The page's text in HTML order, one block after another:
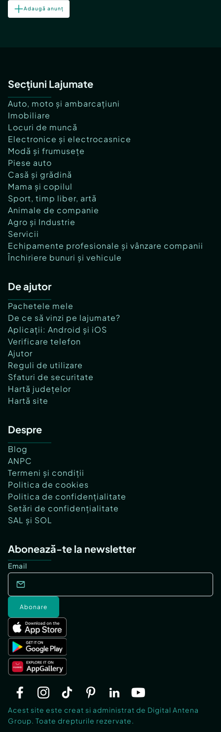
Adaugă anunț
Secțiuni Lajumate
Auto, moto și ambarcațiuni
Imobiliare
Locuri de muncă
Electronice și electrocasnice
Modă și frumusețe
Piese auto
Casă și grădină
Mama și copilul
Sport, timp liber, artă
Animale de companie
Agro și Industrie
Servicii
Echipamente profesionale și vânzare companii
Închiriere bunuri și vehicule
De ajutor
Pachetele mele
De ce să vinzi pe lajumate?
Aplicații: Android și iOS
Verificare telefon
Ajutor
Reguli de utilizare
Sfaturi de securitate
Hartă județelor
Hartă site
Despre
Blog
ANPC
Termeni și condiții
Politica de cookies
Politica de confidențialitate
Setări de confidențialitate
SAL și SOL
Abonează-te la newsletter
Email
Abonare
Acest site este creat si administrat de Digital Antena
Group. Toate drepturile rezervate.